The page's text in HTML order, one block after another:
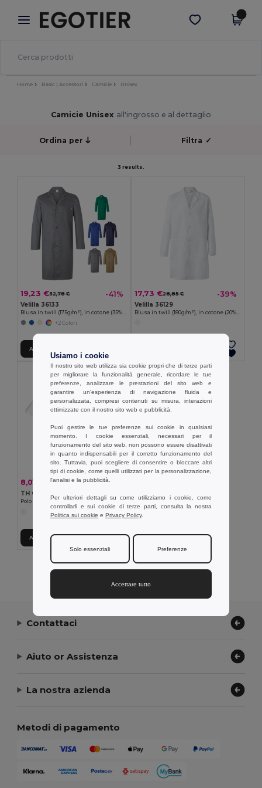
× App Egotier
Prezzi migliori sull'app!
Scarica app
Home Basic | Accessori Camicie Unisex
Camicie Unisex all'ingrosso e al dettaglio
Ordina per Filtra ✓
3 results.
19,23 €32,78 € -41%
Velilla 36133
Blusa in twill (175g/m²), in cotone (35%) e poliestere (65%)
+2 Colori
Aggiungi al carrello
17,73 €28,85 € -39%
Velilla 36129
Blusa in twill (180g/m²), in cotone (20%) e poliestere (80%)
8,01 € 10,73 € -25%
TH Clothes 30172
Polo a maniche corte per bambini (unisex). colore bianco
Aggiungi al carrello
Contattaci
Aiuto or Assistenza
La nostra azienda
Metodi di pagamento
Usiamo i cookie
Il nostro sito web utilizza sia cookie propri che di terze parti
per migliorare la funzionalità generale, ricordare le tue
preferenze, analizzare le prestazioni del sito web e
garantire un'esperienza di navigazione fluida e
personalizzata, compresi contenuti su misura, interazioni
ottimizzate con il nostro sito web e pubblicità.
Puoi gestire le tue preferenze sui cookie in qualsiasi
momento. I cookie essenziali, necessari per il
funzionamento del sito web, non possono essere disattivati
in quanto indispensabili per il corretto funzionamento del
sito. Tuttavia, puoi scegliere di consentire o bloccare altri
tipi di cookie, come quelli utilizzati per la personalizzazione,
l'analisi e la pubblicità.
Per ulteriori dettagli su come utilizziamo i cookie, come
controllarli e sui cookie di terze parti, consulta la nostra
Politica sui cookie e Privacy Policy.
Solo essenziali Preferenze
Accettare tutto